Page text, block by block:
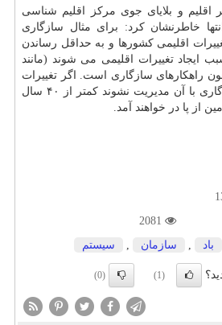
اقلیم و بلایای جوی مرکز اقلیم شناسی
خاطرنشان کرد: برای مثال سازگاری
اقلیمی کشورها و به حداقل رساندن
ایجاد تغییرات اقلیمی می شوند (مانند
راهکارهای سازگاری است. اگر تغییرات
اقلیمی و راهکارهای سازگاری با آن مدیریت نشوند کمتر از ۴۰ سال
از پا در خواهند آمد.
باد , سازمان , سیستم
(1)
(0)